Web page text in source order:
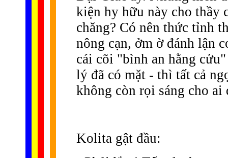
kiện hy hữu này cho thầy
chăng? Có nên thức tỉnh
nông cạn, ởm ờ đánh lận
cái cõi "bình an hằng
lý đã có mặt - thì tất cả
không còn rọi sáng cho ai
Kolita gật đầu: